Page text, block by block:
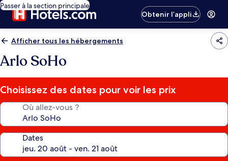
Passer à la section principale
Obtenir l’appli
Afficher tous les hébergements
Arlo SoHo
Choisissez des dates pour voir les prix
Où allez-vous ?
Dates